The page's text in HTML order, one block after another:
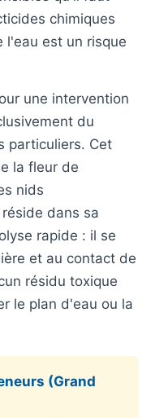
chimiques
l'eau est un risque
une intervention
du
particuliers. Cet
la fleur de
nids
dans sa
rapide : il se
et au contact de
résidu toxique
le plan d'eau ou la
(Grand